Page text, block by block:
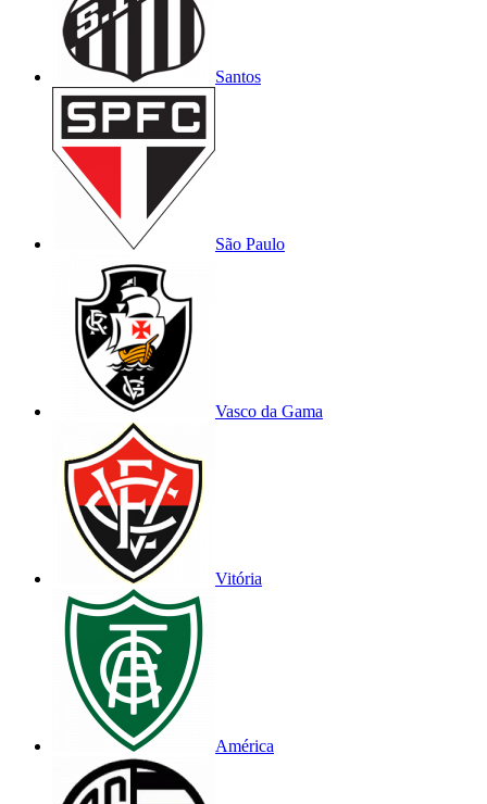
Santos
São Paulo
Vasco da Gama
Vitória
América